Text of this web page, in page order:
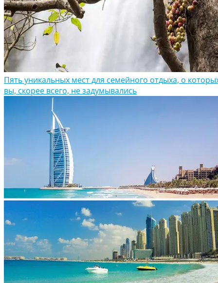
Пять уникальных мест для семейного отдыха, о
вы, скорее всего, не задумывались